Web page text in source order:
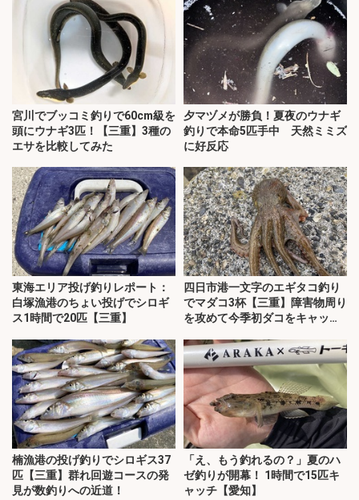
宮川でブッコミ釣りで60cm級を
頭にウナギ3匹！【三重】3種の
エサを比較してみた
夕マヅメが勝負！夏夜のウナギ
釣りで本命5匹手中 天然ミミズ
に好反応
東海エリア投げ釣りレポート：
白塚漁港のちょい投げでシロギ
ス1時間で20匹【三重】
四日市港一文字のエギタコ釣り
でマダコ3杯【三重】障害物周り
を攻めて今季初ダコをキャッ
楠漁港の投げ釣りでシロギス37
匹【三重】群れ回遊コースの発
見が数釣りへの近道！
「え、もう釣れるの？」夏のハ
ゼ釣りが開幕！ 1時間で15匹キ
ャッチ【愛知】